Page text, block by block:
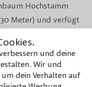
und deine
Wir und
dein Verhalten auf
Hochstamm
Meter) und verfügt
Bäumen
, mit einem
(unter idealen
Blätterdes
und kleine Gärten
Wurzelbal